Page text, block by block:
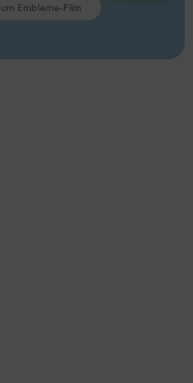
Embleme-Film